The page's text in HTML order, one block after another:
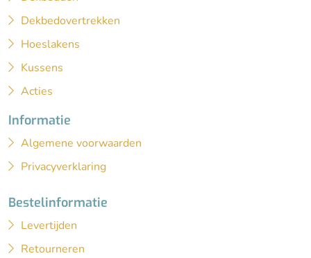
Dekbedovertrekken
Hoeslakens
Kussens
Acties
Informatie
Algemene voorwaarden
Privacyverklaring
Bestelinformatie
Levertijden
Retourneren